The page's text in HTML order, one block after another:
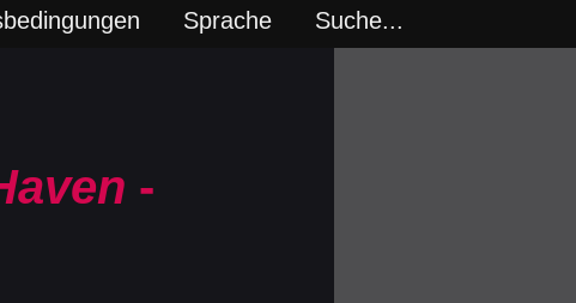
Sprache Suche...
-